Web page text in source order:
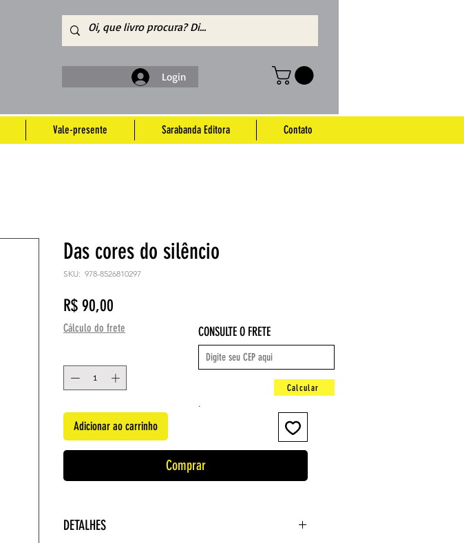
Login
Vale-presente Sarabanda Editora Contato
Das cores do silêncio
SKU: 978-8526810297
R$ 90,00
Cálculo do frete
Adicionar ao carrinho
Comprar
DETALHES
CONSULTE O FRETE
Calcular
.